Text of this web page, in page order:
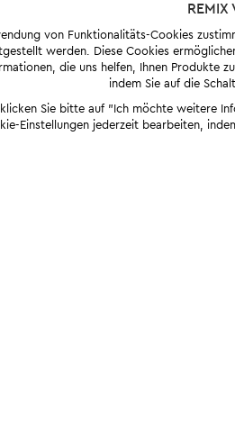
REMIX
von Funktionalitäts-Cookies
werden. Diese Cookies
die uns helfen, Ihnen Produkte
indem Sie auf die
Sie bitte auf "Ich möchte weitere
Einstellungen jederzeit bearbeiten,